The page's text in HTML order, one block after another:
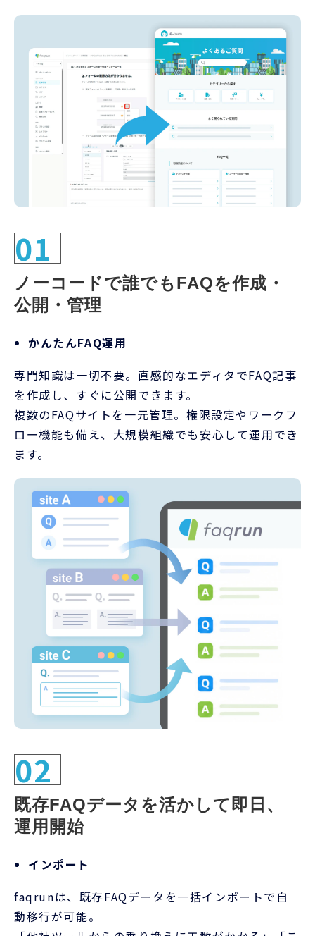
01
ノーコードで誰でもFAQを作成・
公開・管理
かんたんFAQ運用
専門知識は一切不要。直感的なエディタでFAQ記事
を作成し、すぐに公開できます。
複数のFAQサイトを一元管理。権限設定やワークフ
ロー機能も備え、大規模組織でも安心して運用でき
ます。
02
既存FAQデータを活かして即日、
運用開始
インポート
faqrunは、既存FAQデータを一括インポートで自
動移行が可能。